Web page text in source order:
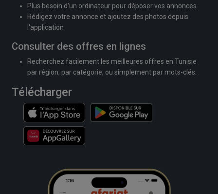
Plus besoin d'un ordinateur pour déposer vos annonces
Rédigez votre annonce et ajoutez des photos depuis
l'application
Consulter des offres en lignes
Recherchez facilement les meilleures offres en Tunisie
par région, par catégorie, ou simplement par mots-clés.
Télécharger